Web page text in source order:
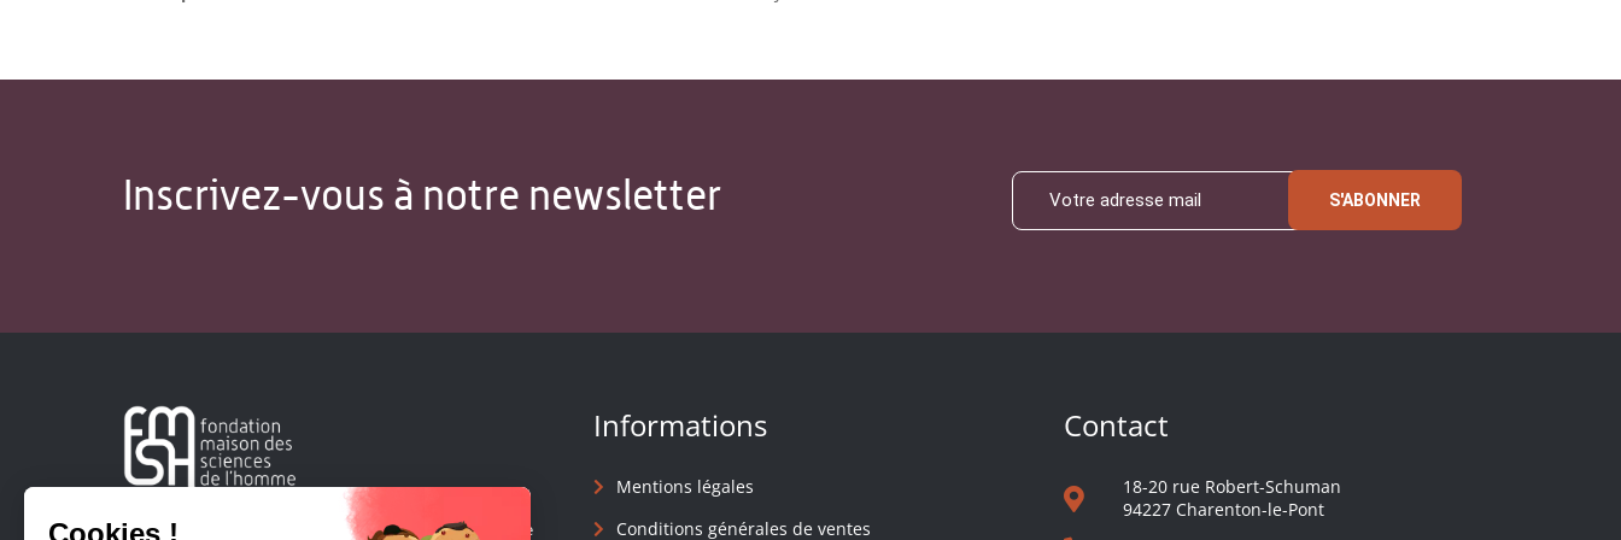
Inscrivez-vous à notre newsletter S'ABONNER
Créée en 1963, la Fondation Maison Sciences de l'Homme
Informations
Mentions légales
Conditions générales de ventes
Contact
18-20 rue Robert-Schuman
94227 Charenton-le-Pont